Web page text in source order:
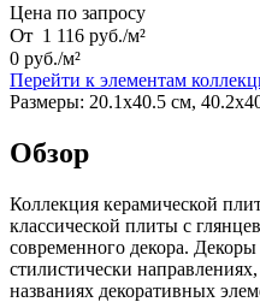
Цена по запросу
От 1 116 руб./м²
0 руб./м²
Перейти к элементам
Размеры: 20.1х40.5 см,
Обзор
Коллекция керамической
классической плиты с
современного декора.
стилистически
названиях декоративных